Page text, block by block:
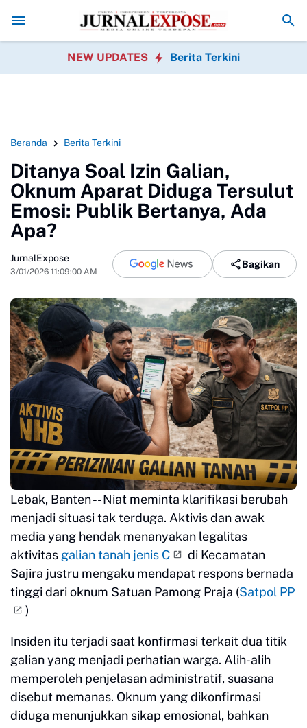
Tenggelam di Meranti Ditemukan, Tim SAR Gabungan
NEW UPDATES Berita Terkini
Beranda Berita Terkini
Ditanya Soal Izin Galian,
Oknum Aparat Diduga Tersulut
Emosi: Publik Bertanya, Ada
Apa?
JurnalExpose
3/01/2026 11:09:00 AM
Bagikan
Lebak, Banten -- Niat meminta klarifikasi berubah
menjadi situasi tak terduga. Aktivis dan awak
media yang hendak menanyakan legalitas
aktivitas galian tanah jenis C
di Kecamatan
Sajira justru mengaku mendapat respons bernada
tinggi dari oknum Satuan Pamong Praja (Satpol PP
)
Insiden itu terjadi saat konfirmasi terkait dua titik
galian yang menjadi perhatian warga. Alih-alih
memperoleh penjelasan administratif, suasana
disebut memanas. Oknum yang dikonfirmasi
diduga menunjukkan sikap emosional, bahkan